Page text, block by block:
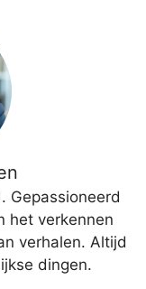
Gepassioneerd
het verkennen
verhalen. Altijd
dingen.